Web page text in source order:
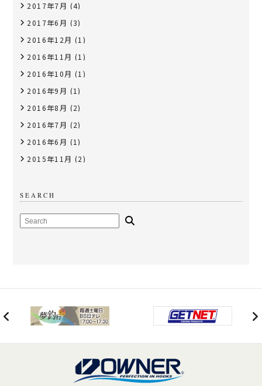
2017年7月 (4)
2017年6月 (3)
2016年12月 (1)
2016年11月 (1)
2016年10月 (1)
2016年9月 (1)
2016年8月 (2)
2016年7月 (2)
2016年6月 (1)
2015年11月 (2)
SEARCH